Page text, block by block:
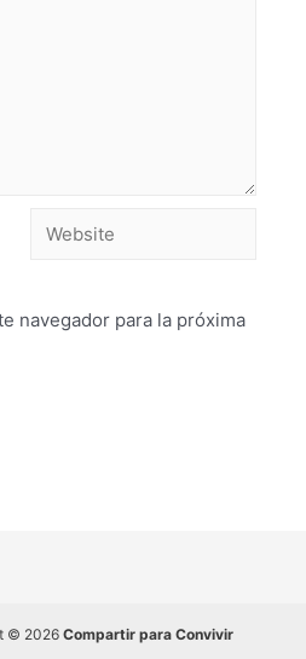
navegador para la próxima
© 2026 Compartir para Convivir